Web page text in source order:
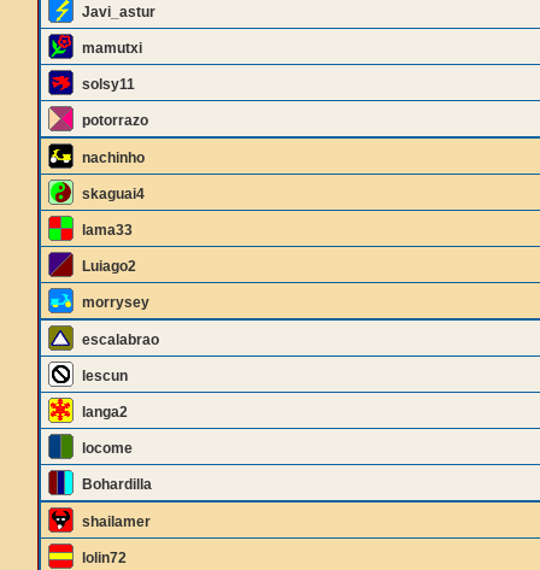
Javi_astur
mamutxi
solsy11
potorrazo
nachinho
skaguai4
lama33
Luiago2
morrysey
escalabrao
lescun
langa2
locome
Bohardilla
shailamer
lolin72